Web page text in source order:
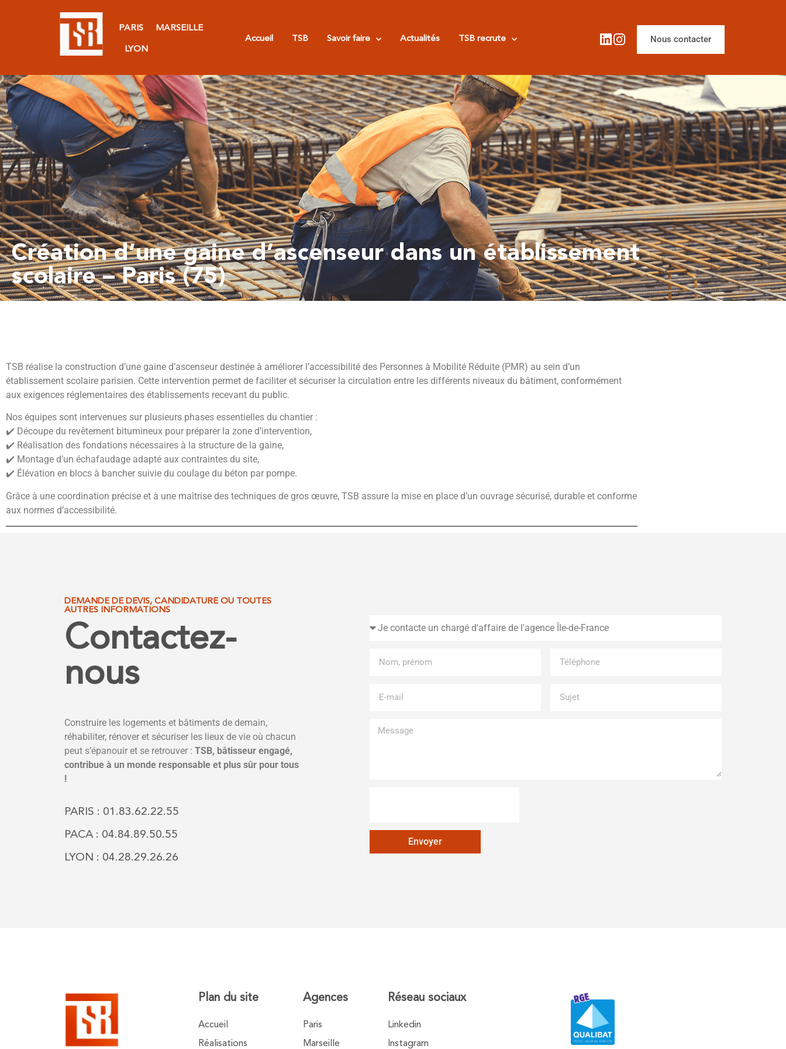
PARIS MARSEILLE
LYON
Accueil TSB Savoir faire Actualités TSB recrute Nous contacter
Création d’une gaine d’ascenseur dans un établissement
scolaire – Paris (75)
TSB réalise la construction d’une gaine d’ascenseur destinée à améliorer l’accessibilité des Personnes à Mobilité Réduite (PMR) au sein d’un
établissement scolaire parisien. Cette intervention permet de faciliter et sécuriser la circulation entre les différents niveaux du bâtiment, conformément
aux exigences réglementaires des établissements recevant du public.
Nos équipes sont intervenues sur plusieurs phases essentielles du chantier :
✔️ Découpe du revêtement bitumineux pour préparer la zone d’intervention,
✔️ Réalisation des fondations nécessaires à la structure de la gaine,
✔️ Montage d’un échafaudage adapté aux contraintes du site,
✔️ Élévation en blocs à bancher suivie du coulage du béton par pompe.
Grâce à une coordination précise et à une maîtrise des techniques de gros œuvre, TSB assure la mise en place d’un ouvrage sécurisé, durable et conforme
aux normes d’accessibilité.
DEMANDE DE DEVIS, CANDIDATURE OU TOUTES
AUTRES INFORMATIONS
Contactez-
nous
Construire les logements et bâtiments de demain,
réhabiliter, rénover et sécuriser les lieux de vie où chacun
peut s’épanouir et se retrouver : TSB, bâtisseur engagé,
contribue à un monde responsable et plus sûr pour tous
!
PARIS : 01.83.62.22.55
PACA : 04.84.89.50.55
LYON : 04.28.29.26.26
Envoyer
Plan du site
Accueil
Réalisations
Agences
Paris
Marseille
Réseau sociaux
Linkedin
Instagram